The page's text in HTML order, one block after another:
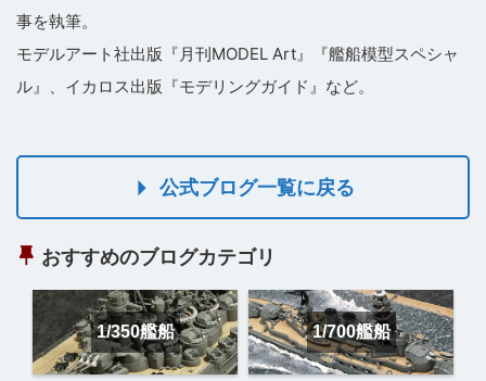
事を執筆。
モデルアート社出版『月刊MODEL Art』『艦船模型スペシャ
ル』、イカロス出版『モデリングガイド』など。
公式ブログ一覧に戻る
おすすめのブログカテゴリ
1/350艦船 1/700艦船